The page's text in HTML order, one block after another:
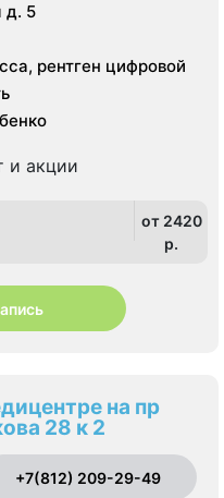
д. 5
рентген цифровой
и акции
от 2420
p.
на пр
28 к 2
+7(812) 209-29-49